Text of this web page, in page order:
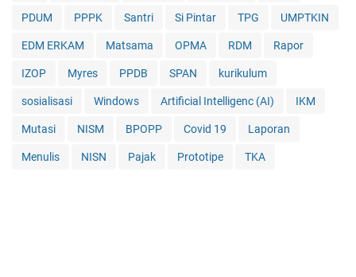
PDUM PPPK Santri Si Pintar TPG UMPTKIN
EDM ERKAM Matsama OPMA RDM Rapor
IZOP Myres PPDB SPAN kurikulum
sosialisasi Windows Artificial Intelligenc (AI) IKM
Mutasi NISM BPOPP Covid 19 Laporan
Menulis NISN Pajak Prototipe TKA